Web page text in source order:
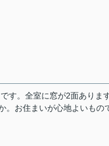
す。全室に窓が2面あります
。お住まいが心地よいもの